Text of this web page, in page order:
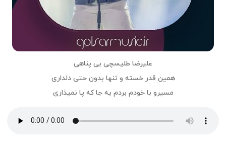
علیرضا طلیسچی بی‌ پناهی
همین قدر خسته و تنها بدون حتی دلداری
مسیرو با خودم بردم یه جا که پا نمیذاری